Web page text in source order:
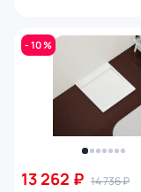
- 10 %
13 262 ₽ 14 736 ₽